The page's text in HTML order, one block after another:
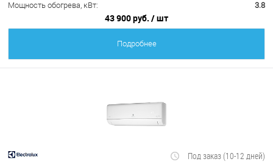
Мощность обогрева, кВт:
3.8
43 900 руб. / шт
Подробнее
Под заказ (10-12 дней)